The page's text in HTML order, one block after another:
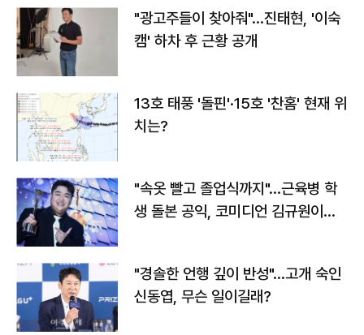
"광고주들이 찾아줘"…진태현, '이숙
캠' 하차 후 근황 공개
13호 태풍 '돌핀'·15호 '찬홈' 현재 위
치는?
"속옷 빨고 졸업식까지"…근육병 학
생 돌본 공익, 코미디언 김규원이었
"경솔한 언행 깊이 반성"…고개 숙인
신동엽, 무슨 일이길래?